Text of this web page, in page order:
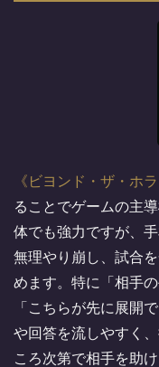
ビヨンド・ザ・ホ
ることでゲームの主
体でも強力ですが、
無理やり崩し、試合
めます。特に「相手
「こちらが先に展開
や回答を流しやすく
ころ次第で相手を助